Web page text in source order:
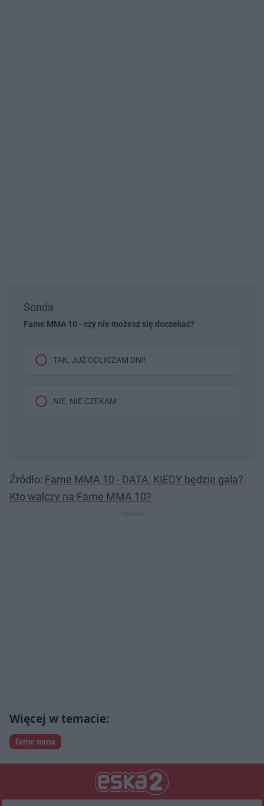
Sonda
Fame MMA 10 - czy nie możesz się doczekać?
TAK, JUŻ ODLICZAM DNI!
NIE, NIE CZEKAM
Źródło: Fame MMA 10 - DATA: KIEDY będzie gala?
Kto walczy na Fame MMA 10?
fame mma